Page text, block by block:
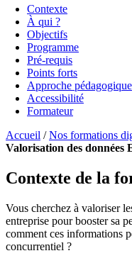
Contexte
À qui ?
Objectifs
Programme
Pré-requis
Points forts
Approche pédagogique
Accessibilité
Formateur
Accueil /Nos formations
Valorisation des données
Contexte de la
Vous cherchez à valoriser
entreprise pour booster sa
comment ces informations
concurrentiel ?